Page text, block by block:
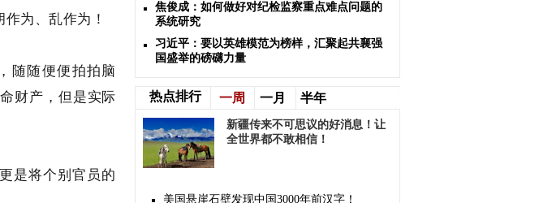
为、乱作为！
随随便便拍拍脑
财产，但是实际
是将个别官员的
焦俊成：如何做好对纪检监察重点难点问题的
系统研究
习近平：要以英雄模范为榜样，汇聚起共襄强
国盛举的磅礴力量
热点排行 一周 一月 半年
新疆传来不可思议的好消息！让
全世界都不敢相信！
美国悬崖石壁发现中国3000年前汉字！